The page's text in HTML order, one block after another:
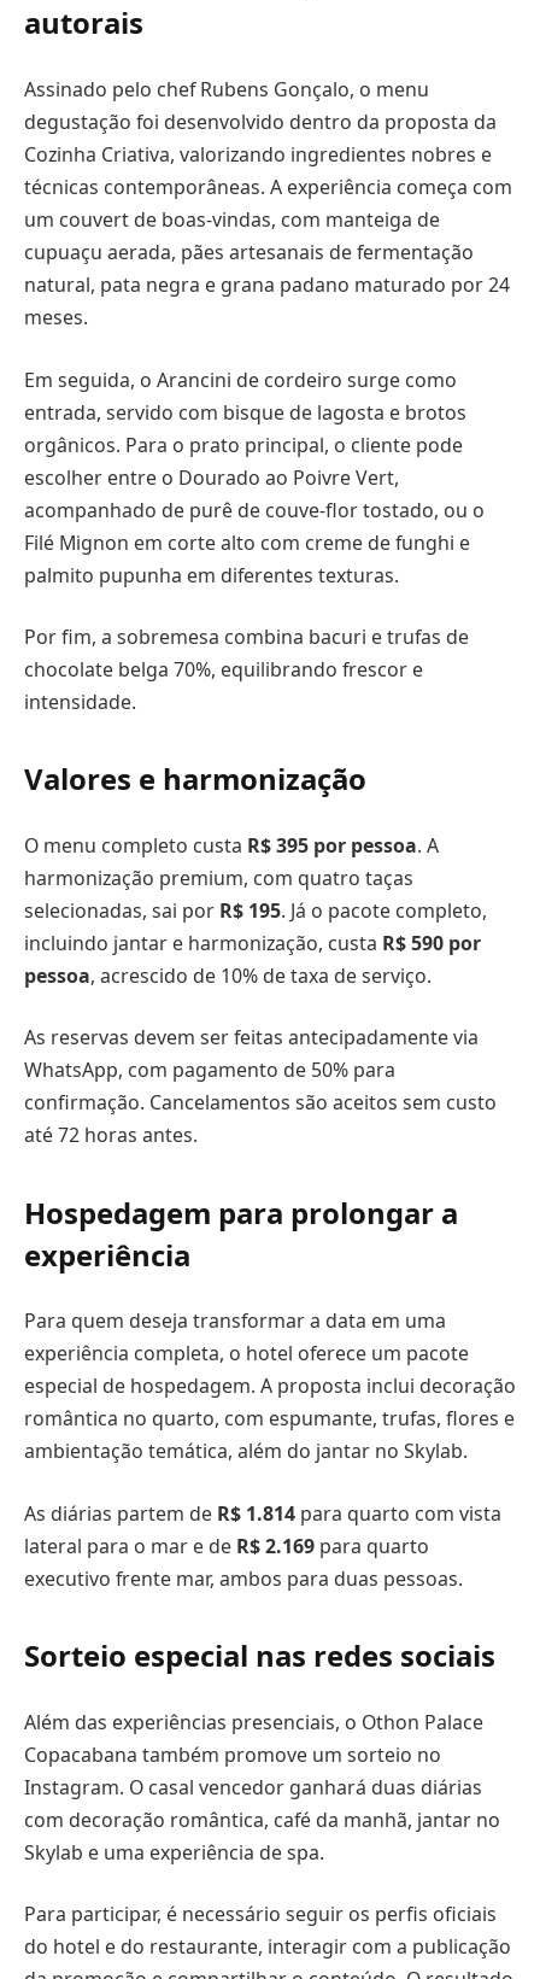
autorais
Assinado pelo chef Rubens Gonçalo, o menu
degustação foi desenvolvido dentro da proposta da
Cozinha Criativa, valorizando ingredientes nobres e
técnicas contemporâneas. A experiência começa com
um couvert de boas-vindas, com manteiga de
cupuaçu aerada, pães artesanais de fermentação
natural, pata negra e grana padano maturado por 24
meses.
Em seguida, o Arancini de cordeiro surge como
entrada, servido com bisque de lagosta e brotos
orgânicos. Para o prato principal, o cliente pode
escolher entre o Dourado ao Poivre Vert,
acompanhado de purê de couve-flor tostado, ou o
Filé Mignon em corte alto com creme de funghi e
palmito pupunha em diferentes texturas.
Por fim, a sobremesa combina bacuri e trufas de
chocolate belga 70%, equilibrando frescor e
intensidade.
Valores e harmonização
O menu completo custa R$ 395 por pessoa. A
harmonização premium, com quatro taças
selecionadas, sai por R$ 195. Já o pacote completo,
incluindo jantar e harmonização, custa R$ 590 por
pessoa, acrescido de 10% de taxa de serviço.
As reservas devem ser feitas antecipadamente via
WhatsApp, com pagamento de 50% para
confirmação. Cancelamentos são aceitos sem custo
até 72 horas antes.
Hospedagem para prolongar a
experiência
Para quem deseja transformar a data em uma
experiência completa, o hotel oferece um pacote
especial de hospedagem. A proposta inclui decoração
romântica no quarto, com espumante, trufas, flores e
ambientação temática, além do jantar no Skylab.
As diárias partem de R$ 1.814 para quarto com vista
lateral para o mar e de R$ 2.169 para quarto
executivo frente mar, ambos para duas pessoas.
Sorteio especial nas redes sociais
Além das experiências presenciais, o Othon Palace
Copacabana também promove um sorteio no
Instagram. O casal vencedor ganhará duas diárias
com decoração romântica, café da manhã, jantar no
Skylab e uma experiência de spa.
Para participar, é necessário seguir os perfis oficiais
do hotel e do restaurante, interagir com a publicação